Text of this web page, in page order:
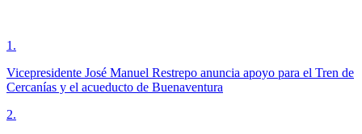
1 .
Vicepresidente José Manuel Restrepo anuncia apoyo para el Tren de
Cercanías y el acueducto de Buenaventura
2.